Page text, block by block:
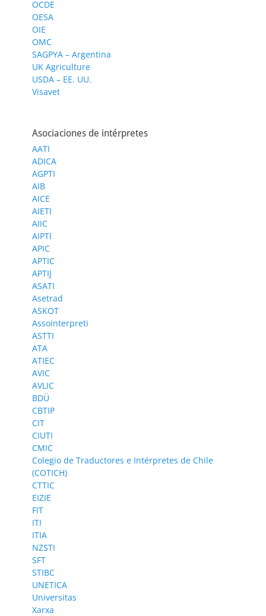
OCDE
OESA
OIE
OMC
SAGPYA – Argentina
UK Agriculture
USDA – EE. UU.
Visavet
Asociaciones de intérpretes
AATI
ADICA
AGPTI
AIB
AICE
AIETI
AIIC
AIPTI
APIC
APTIC
APTIJ
ASATI
Asetrad
ASKOT
Assointerpreti
ASTTI
ATA
ATIEC
AVIC
AVLIC
BDÜ
CBTIP
CIT
CIUTI
CMIC
Colegio de Traductores e Intérpretes de Chile
(COTICH)
CTTIC
EIZIE
FIT
ITI
ITIA
NZSTI
SFT
STIBC
UNETICA
Universitas
Xarxa